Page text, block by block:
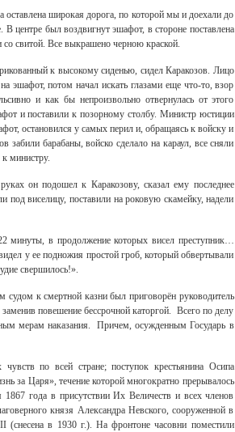
широкая дорога, по которой мы и доехали до
центре был воздвигнут эшафот, в стороне поставлена
со свитой. Все выкрашено черною краской.
к высокому сиденью, сидел Каракозов. Лицо
эшафот, потом начал искать глазами еще что-то, взор
и как бы непроизвольно отвернулась от этого
и поставили к позорному столбу. Министр юстиции
остановился у самых перил и, обращаясь к войску и
забили барабаны, войско сделало на караул, все сняли
министру.
он подошел к Каракозову, сказал ему последнее
под виселицу, поставили на роковую скамейку, надели
минуты, в продолжение которых висел преступник…
у ее подножия простой гроб, который обвертывали
свершилось!».
к смертной казни был приговорён руководитель
повешение бессрочной каторгой. Всего по делу
мерам наказания. Причем, осужденным Государь в
по всей стране; поступок крестьянина Осипа
за Царя», течение которой многократно прерывалось
года в присутствии Их Величеств и всех членов
князя Александра Невского, сооруженной в
(снесена в 1930 г.). На фронтоне часовни поместили